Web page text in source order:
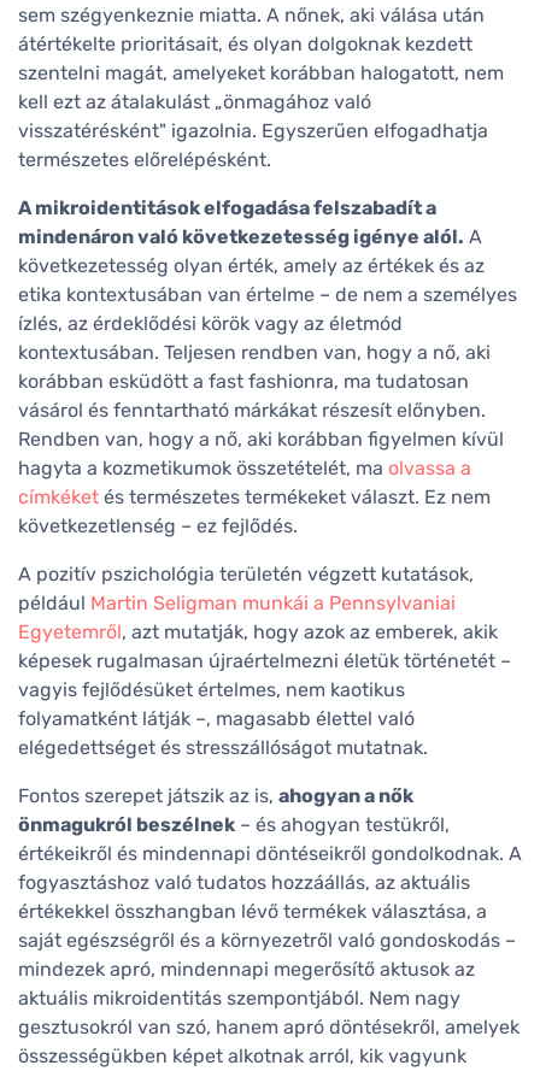
sem szégyenkeznie miatta. A nőnek, aki válása után
átértékelte prioritásait, és olyan dolgoknak kezdett
szentelni magát, amelyeket korábban halogatott, nem
kell ezt az átalakulást „önmagához való
visszatérésként" igazolnia. Egyszerűen elfogadhatja
természetes előrelépésként.
A mikroidentitások elfogadása felszabadít a
mindenáron való következetesség igénye alól. A
következetesség olyan érték, amely az értékek és az
etika kontextusában van értelme – de nem a személyes
ízlés, az érdeklődési körök vagy az életmód
kontextusában. Teljesen rendben van, hogy a nő, aki
korábban esküdött a fast fashionra, ma tudatosan
vásárol és fenntartható márkákat részesít előnyben.
Rendben van, hogy a nő, aki korábban figyelmen kívül
hagyta a kozmetikumok összetételét, ma olvassa a
címkéket és természetes termékeket választ. Ez nem
következetlenség – ez fejlődés.
A pozitív pszichológia területén végzett kutatások,
például Martin Seligman munkái a Pennsylvaniai
Egyetemről, azt mutatják, hogy azok az emberek, akik
képesek rugalmasan újraértelmezni életük történetét –
vagyis fejlődésüket értelmes, nem kaotikus
folyamatként látják –, magasabb élettel való
elégedettséget és stresszállóságot mutatnak.
Fontos szerepet játszik az is, ahogyan a nők
önmagukról beszélnek – és ahogyan testükről,
értékeikről és mindennapi döntéseikről gondolkodnak. A
fogyasztáshoz való tudatos hozzáállás, az aktuális
értékekkel összhangban lévő termékek választása, a
saját egészségről és a környezetről való gondoskodás –
mindezek apró, mindennapi megerősítő aktusok az
aktuális mikroidentitás szempontjából. Nem nagy
gesztusokról van szó, hanem apró döntésekről, amelyek
összességükben képet alkotnak arról, kik vagyunk